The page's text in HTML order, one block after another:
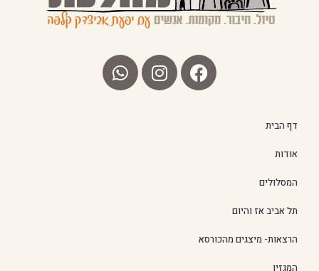
דף הבית
אודות
המסלולים
תל אביב אז והיום
הרצאות- מיצגים מהכורסא
המגזין